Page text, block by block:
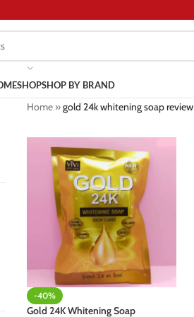
SHOPSHOP BY BRAND
Home»gold 24k whitening soap review
-40%
Gold 24K Whitening Soap